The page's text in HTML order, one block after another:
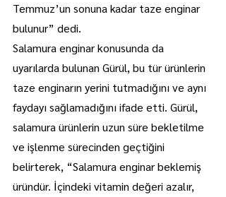
Temmuz’un sonuna kadar taze enginar
bulunur” dedi.
Salamura enginar konusunda da
uyarılarda bulunan Gürül, bu tür ürünlerin
taze enginarın yerini tutmadığını ve aynı
faydayı sağlamadığını ifade etti. Gürül,
salamura ürünlerin uzun süre bekletilme
ve işlenme sürecinden geçtiğini
belirterek, “Salamura enginar beklemiş
üründür. İçindeki vitamin değeri azalır,